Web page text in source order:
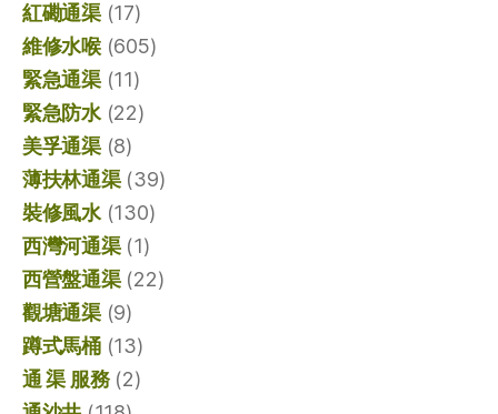
紅磡通渠(17)
維修水喉(605)
緊急通渠(11)
緊急防水(22)
美孚通渠(8)
薄扶林通渠(39)
裝修風水(130)
西灣河通渠(1)
西營盤通渠(22)
觀塘通渠(9)
蹲式馬桶(13)
通 渠 服務(2)